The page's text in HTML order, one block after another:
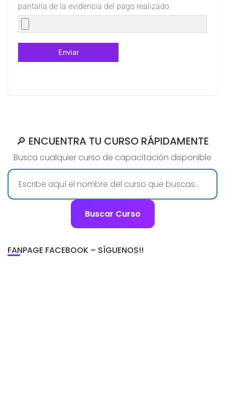
pantalla de la evidencia del pago realizado
🔎 ENCUENTRA TU CURSO RÁPIDAMENTE
Busca cualquier curso de capacitación disponible
Buscar Curso
FANPAGE FACEBOOK – SÍGUENOS!!